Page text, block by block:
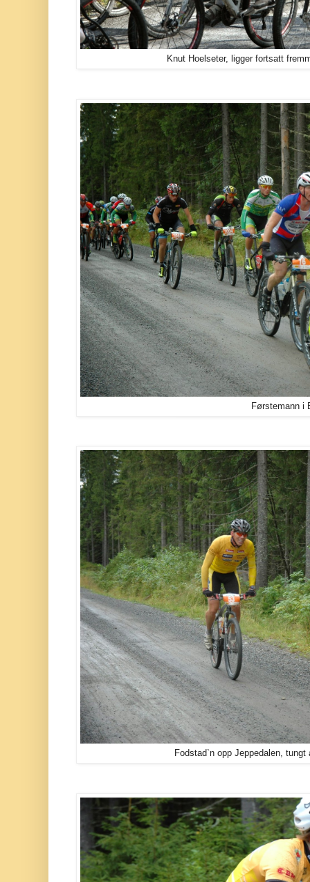
Knut Hoelseter, ligger fortsatt
Førstemann i
Fodstad`n opp Jeppedalen,